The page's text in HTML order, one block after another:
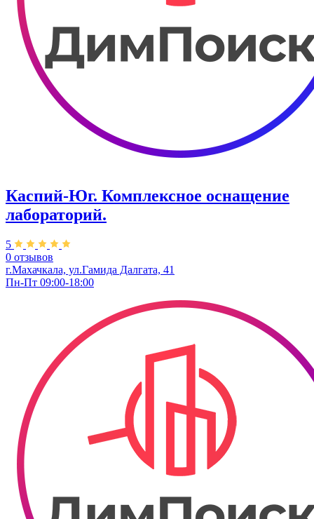
Каспий-Юг. Комплексное оснащение
лабораторий.
5
0 отзывов
г.Махачкала, ул.Гамида Далгата, 41
Пн-Пт 09:00-18:00